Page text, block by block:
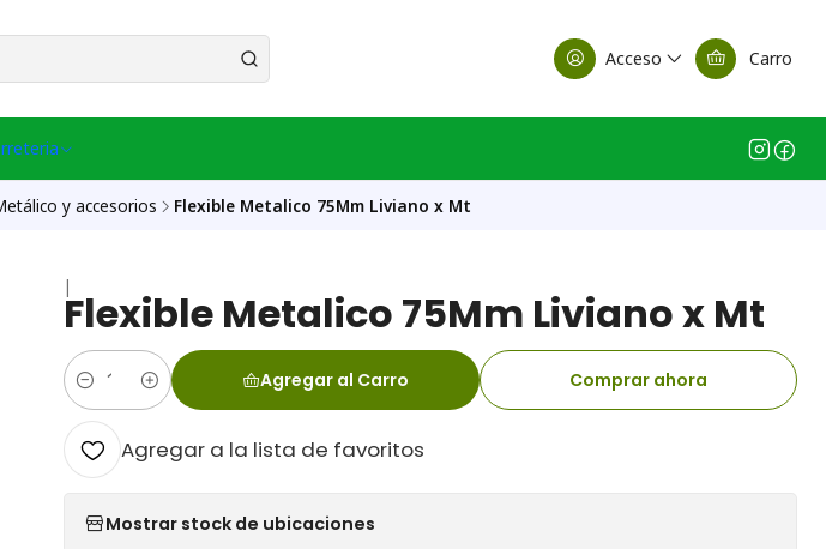
Acceso Carro
y accesorios Flexible Metalico 75Mm Liviano x Mt
|
Flexible Metalico 75Mm Liviano x Mt
Cantidad
Agregar al Carro Comprar ahora
Agregar a la lista de favoritos
Mostrar stock de ubicaciones